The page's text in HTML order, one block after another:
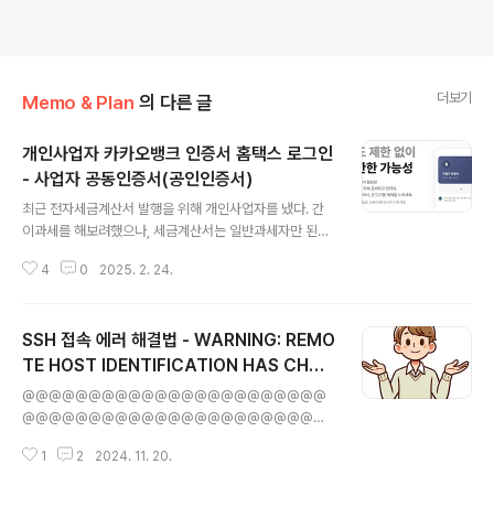
Memo & Plan 의 다른 글 더보기
개인사업자 카카오뱅크 인증서 홈택스 로그인
- 사업자 공동인증서(공인인증서)
최근 전자세금계산서 발행을 위해 개인사업자를 냈다. 간
이과세를 해보려했으나, 세금계산서는 일반과세자만 된단
(사업자를 내기까지의 과정은 시간이 난다면 따로 작성해
다! 어떤 블로그 글을 읽어보니 공무원도 잘 몰라서 법원
갔다가 주민센터 갔다가 고생했다고 하는데.나는 다행히
어서 시간을 아낄 수 있었다.이 사용인감계라는 것이 있으
면, 회사명이 박힌 도장을 개인 인감으로 인증하여, 실효력
이 있는 회사 인감도장으로 쓸 수 있다는 것이다. 회사 이름
4 0 2025. 2. 24.
SSH 접속 에러 해결법 - WARNING: REMO
TE HOST IDENTIFICATION HAS CHAN
GED
@@@@@@@@@@@@@@@@@@@@@@@
@@@@@@@@@@@@@@@@@@@@@@@
E HOST IDENTIFICATION HAS CHANGED! @@@
1 2 2024. 11. 20.